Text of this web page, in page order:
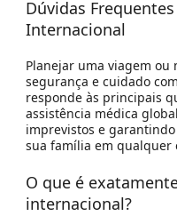
Dúvidas
Internacional
Planejar uma viagem
segurança e cuidado
responde às principais
assistência médica
imprevistos e
sua família em qualquer
O que é
internacional?